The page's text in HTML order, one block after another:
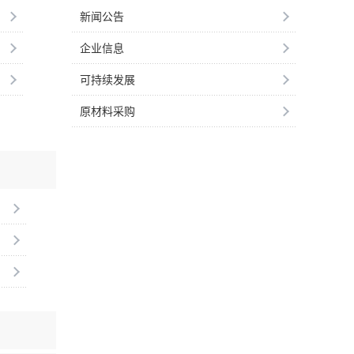
新闻公告
企业信息
可持续发展
原材料采购